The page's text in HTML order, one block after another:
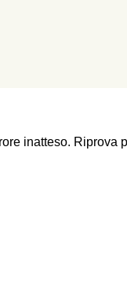
inatteso. Riprova